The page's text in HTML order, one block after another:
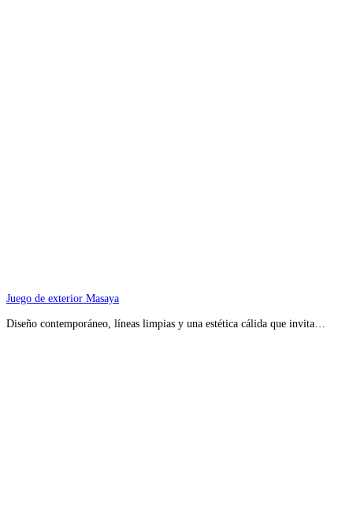
Juego de exterior Masaya
Diseño contemporáneo, líneas limpias y una estética cálida que invita…